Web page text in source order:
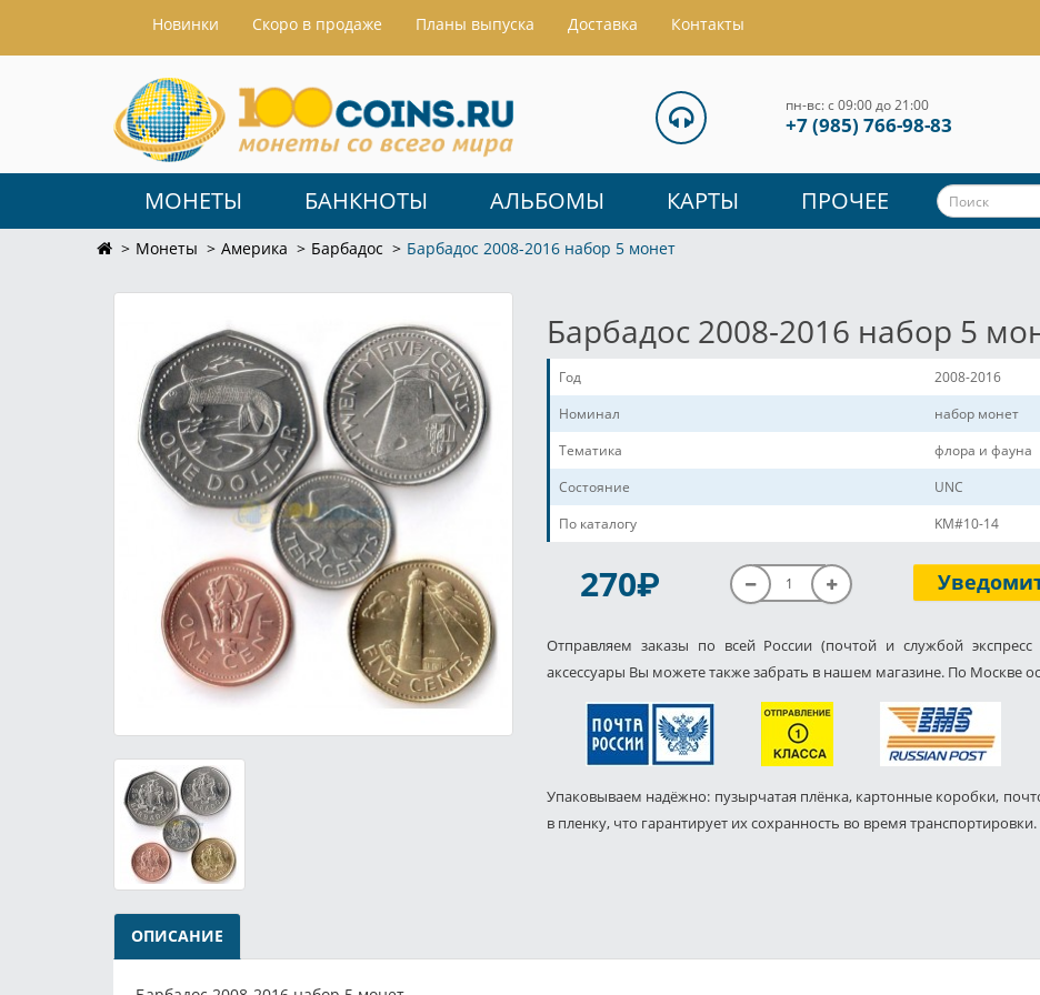
Hовинки Скоро в продаже Планы выпуска Доставка Контакты
пн-вс: с 09:00 до 21:00
+7 (985) 766-98-83
МОНЕТЫ БАНКНОТЫ АЛЬБОМЫ КАРТЫ ПРОЧЕЕ
Монеты Америка Барбадос Барбадос 2008-2016 набор 5 монет
Барбадос 2008-2016 набор 5
Год
2008-2016
Номинал
набор монет
Тематика
флора и фауна
Состояние
UNC
По каталогу
KM#10-14
270P
Отправляем заказы по всей России (почтой и службой
аксессуары Вы можете также забрать в нашем магазине. По Москве
Упаковываем надёжно: пузырчатая плёнка, картонные коробки,
в пленку, что гарантирует их сохранность во время транспортировки.
ОПИСАНИЕ